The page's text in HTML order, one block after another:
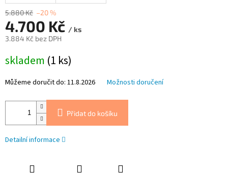
5.880 Kč –20 %
4.700 Kč / ks
3.884 Kč bez DPH
cena:
skladem (1 ks)
Můžeme doručit do: 11.8.2026 Možnosti doručení
Přidat do košíku
Detailní informace